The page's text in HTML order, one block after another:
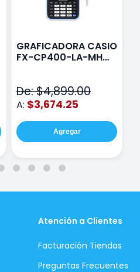
GRAFICADORA CASIO
FX-CP400-LA-MH
De: $4,899.00
A: $3,674.25
Agregar
Atención a Clientes
Facturación Tiendas
Preguntas Frecuentes